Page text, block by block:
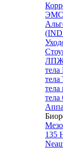
тела
тела
тела
135